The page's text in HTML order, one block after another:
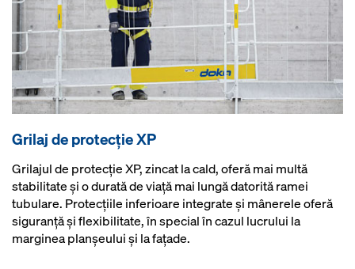
Grilaj de protecţie XP
Grilajul de protecţie XP, zincat la cald, oferă mai multă
stabilitate şi o durată de viaţă mai lungă datorită ramei
tubulare. Protecţiile inferioare integrate şi mânerele oferă
siguranţă şi flexibilitate, în special în cazul lucrului la
marginea planşeului şi la faţade.